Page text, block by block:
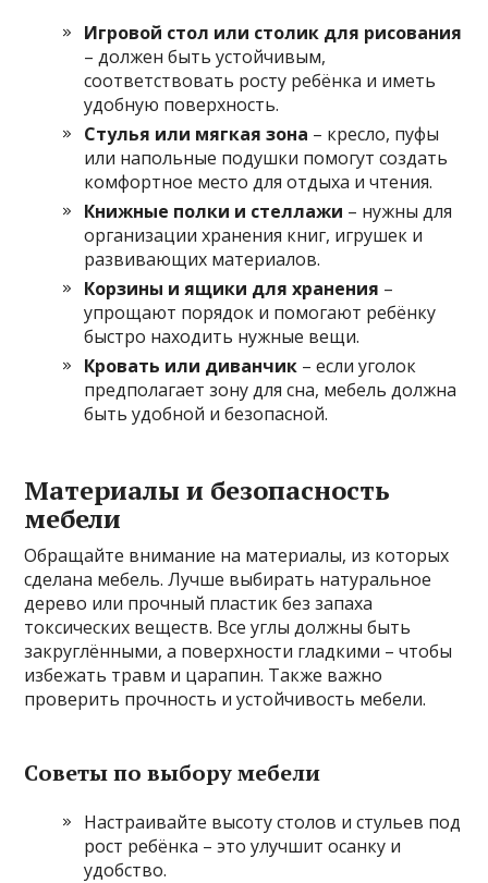
Игровой стол или столик для рисования
– должен быть устойчивым,
соответствовать росту ребёнка и иметь
удобную поверхность.
Стулья или мягкая зона – кресло, пуфы
или напольные подушки помогут создать
комфортное место для отдыха и чтения.
Книжные полки и стеллажи – нужны для
организации хранения книг, игрушек и
развивающих материалов.
Корзины и ящики для хранения –
упрощают порядок и помогают ребёнку
быстро находить нужные вещи.
Кровать или диванчик – если уголок
предполагает зону для сна, мебель должна
быть удобной и безопасной.
Материалы и безопасность
мебели
Обращайте внимание на материалы, из которых
сделана мебель. Лучше выбирать натуральное
дерево или прочный пластик без запаха
токсических веществ. Все углы должны быть
закруглёнными, а поверхности гладкими – чтобы
избежать травм и царапин. Также важно
проверить прочность и устойчивость мебели.
Советы по выбору мебели
Настраивайте высоту столов и стульев под
рост ребёнка – это улучшит осанку и
удобство.